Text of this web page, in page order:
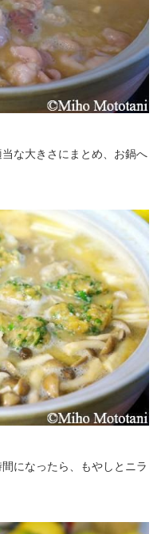
な大きさにまとめ、お鍋へ
になったら、もやしとニラ